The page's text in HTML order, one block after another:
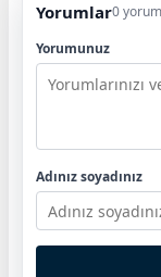
Yorumlar0 yorum
Yorumunuz
Adınız soyadınız